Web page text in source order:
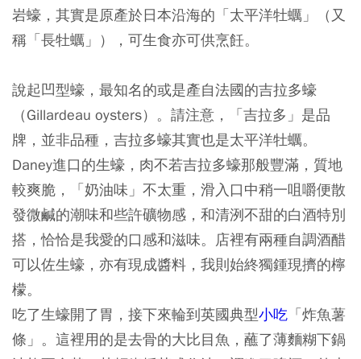
岩蠔，其實是原產於日本沿海的「太平洋牡蠣」（又
稱「長牡蠣」），可生食亦可供烹飪。
說起凹型蠔，最知名的或是產自法國的吉拉多蠔
（Gillardeau oysters）。請注意，「吉拉多」是品
牌，並非品種，吉拉多蠔其實也是太平洋牡蠣。
Daney進口的生蠔，肉不若吉拉多蠔那般豐滿，質地
較爽脆，「奶油味」不太重，滑入口中稍一咀嚼便散
發微鹹的潮味和些許礦物感，和清洌不甜的白酒特別
搭，恰恰是我愛的口感和滋味。店裡有兩種自調酒醋
可以佐生蠔，亦有現成醬料，我則始終獨鍾現擠的檸
檬。
吃了生蠔開了胃，接下來輪到英國典型小吃 「炸魚薯
條」。這裡用的是去骨的大比目魚，蘸了薄麵糊下鍋